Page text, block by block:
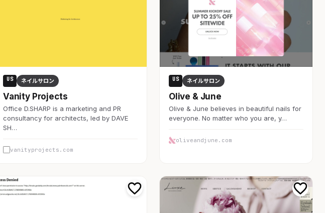
US ネイルサロン
Vanity Projects
Office D.SHARP is a marketing and PR
consultancy for architects, led by DAVE
SH…
vanityprojects.com
US ネイルサロン
Olive & June
Olive & June believes in beautiful nails for
everyone. No matter who you are, y…
oliveandjune.com